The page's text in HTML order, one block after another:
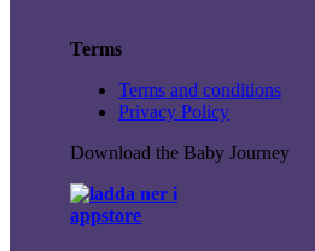
Terms
Terms and conditions
Privacy Policy
Download the Baby Journey